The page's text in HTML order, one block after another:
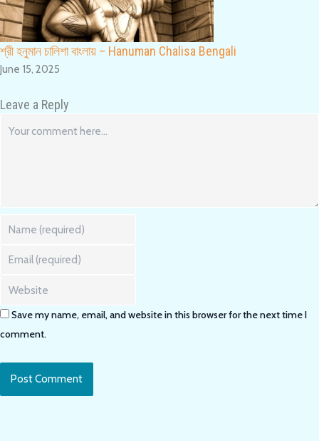
শ্রী হনুমান চালিশা বাংলায় – Hanuman Chalisa Bengali
June 15, 2025
Leave a Reply
your
comment
your
address
to
comment
your
website
(optional)
Save my name, email, and website in this browser for the next time I
comment.